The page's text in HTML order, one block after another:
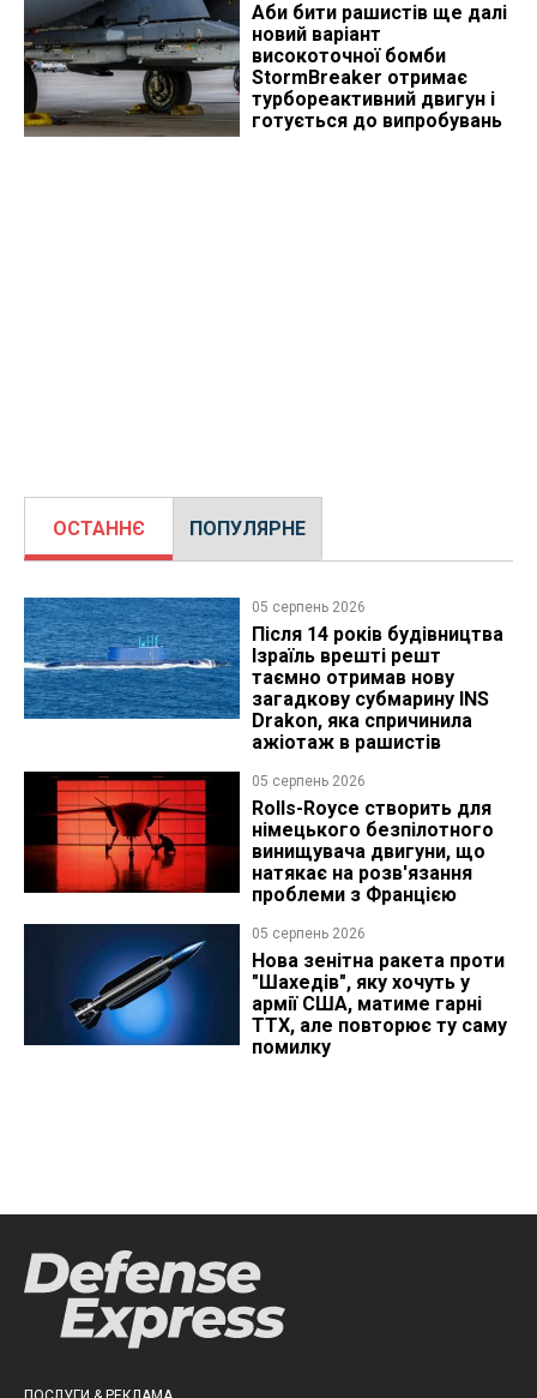
Аби бити рашистів ще далі
новий варіант
високоточної бомби
StormBreaker отримає
турбореактивний двигун і
готується до випробувань
ОСТАННЄ ПОПУЛЯРНЕ
05 серпень 2026
Після 14 років будівництва
Ізраїль врешті решт
таємно отримав нову
загадкову субмарину INS
Drakon, яка спричинила
ажіотаж в рашистів
05 серпень 2026
Rolls-Royce створить для
німецького безпілотного
винищувача двигуни, що
натякає на розв'язання
проблеми з Францією
05 серпень 2026
Нова зенітна ракета проти
"Шахедів", яку хочуть у
армії США, матиме гарні
ТТХ, але повторює ту саму
помилку